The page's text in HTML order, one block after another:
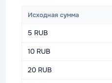
Исходная сумма
5 RUB
10 RUB
20 RUB